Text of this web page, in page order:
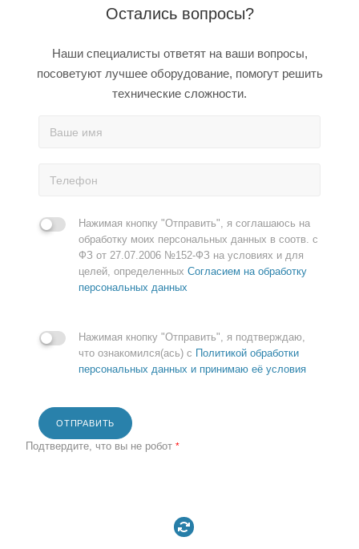
Остались вопросы?
Наши специалисты ответят на ваши вопросы,
посоветуют лучшее оборудование, помогут решить
технические сложности.
Нажимая кнопку "Отправить", я соглашаюсь на
обработку моих персональных данных в соотв. с
ФЗ от 27.07.2006 №152-ФЗ на условиях и для
целей, определенных Согласием на обработку
персональных данных
Нажимая кнопку "Отправить", я подтверждаю,
что ознакомился(ась) с Политикой обработки
персональных данных и принимаю её условия
ОТПРАВИТЬ
Подтвердите, что вы не робот *